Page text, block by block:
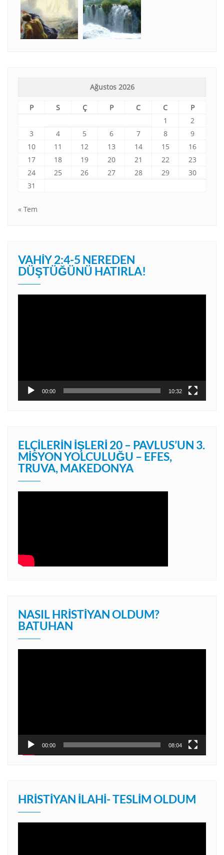
Ağustos 2026
P S Ç P C C
P
1
2
3
4 5 6 7 8
9
10
11 12 13 14 15
16
17
18 19 20 21 22
23
24
25 26 27 28 29
30
31
« Tem
VAHIY 2:4-5 NEREDEN
DÜŞTÜĞÜNÜ HATIRLA!
00:00 10:32
ELÇILERIN İŞLERI 20 – PAVLUS’UN 3.
MISYON YOLCULUĞU – EFES,
TRUVA, MAKEDONYA
NASIL HRISTIYAN OLDUM?
BATUHAN
00:00 08:04
HRISTIYAN İLAHI- TESLIM OLDUM